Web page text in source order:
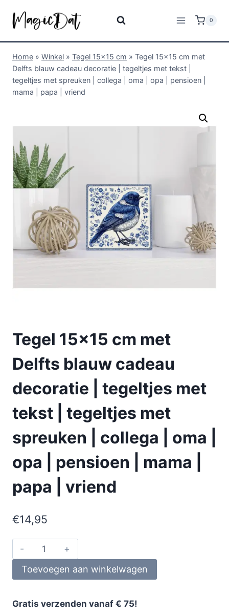
0
Home » Winkel » Tegel 15x15 cm » Tegel 15×15 cm met
Delfts blauw cadeau decoratie | tegeltjes met tekst |
tegeltjes met spreuken | collega | oma | opa | pensioen |
mama | papa | vriend
Tegel 15×15 cm met
Delfts blauw cadeau
decoratie | tegeltjes met
tekst | tegeltjes met
spreuken | collega | oma |
opa | pensioen | mama |
papa | vriend
€14,95
Toevoegen aan winkelwagen
Gratis verzenden vanaf € 75!